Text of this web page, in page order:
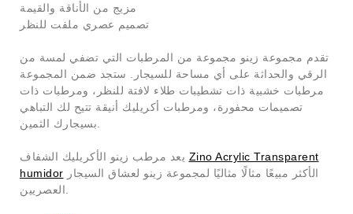
مزيج من الأناقة والقيمة
تصميم عصري ملفت للنظر
تقدم مجموعة زينو مجموعة من المرطبات التي تضفي لمسة من
الرقي والحداثة على أي مساحة للسيجار. ستجد ضمن المجموعة
مرطبات خشبية ذات تشطيبات طلاء لافتة للنظر، ومرطبات ذات
تصميمات محفورة، ومرطبات أكريليك أنيقة تتيح لك التباهي
Zino Acrylic Transparent
humidor